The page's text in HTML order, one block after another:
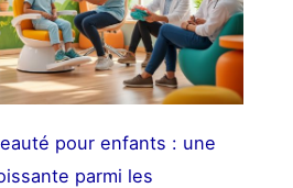
pour enfants : une
parmi les